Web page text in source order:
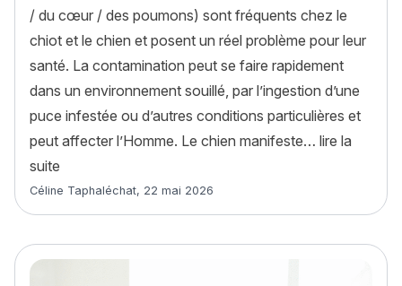
/ du cœur / des poumons) sont fréquents chez le
chiot et le chien et posent un réel problème pour leur
santé. La contamination peut se faire rapidement
dans un environnement souillé, par l’ingestion d’une
puce infestée ou d’autres conditions particulières et
peut affecter l’Homme. Le chien manifeste… lire la
suite
Article rédigé par
Céline Taphaléchat, 22 mai 2026